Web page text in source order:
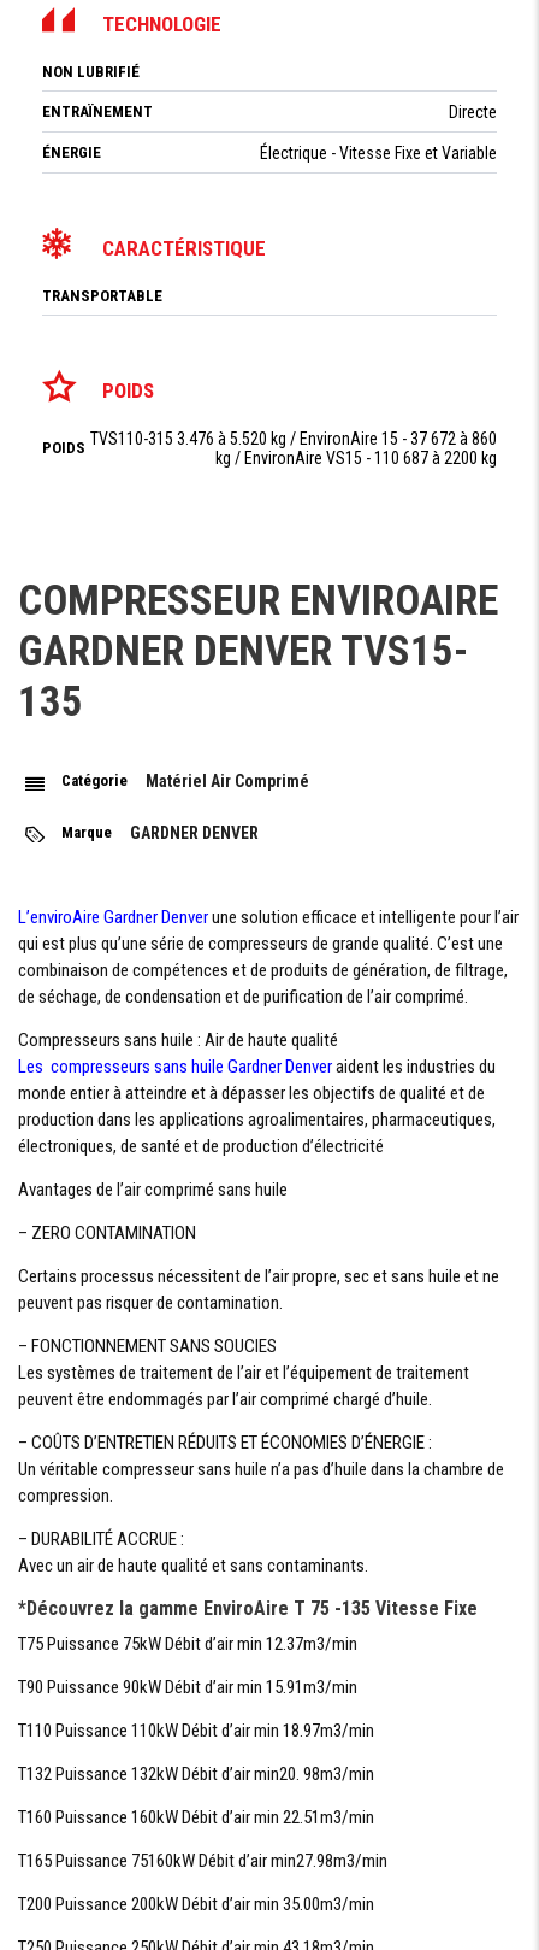
TECHNOLOGIE
NON LUBRIFIÉ
ENTRAÏNEMENT Directe
ÉNERGIE Électrique - Vitesse Fixe et Variable
CARACTÉRISTIQUE
TRANSPORTABLE
POIDS
POIDS TVS110-315 3.476 à 5.520 kg / EnvironAire 15 - 37 672 à 860
kg / EnvironAire VS15 - 110 687 à 2200 kg
Demande De Devis
Demande Financement
COMPRESSEUR ENVIROAIRE
GARDNER DENVER TVS15-
135
Catégorie Matériel Air Comprimé
Marque GARDNER DENVER
L’enviroAire Gardner Denverune solution efficace et intelligente pour l’air
qui est plus qu’une série de compresseurs de grande qualité. C’est une
combinaison de compétences et de produits de génération, de filtrage,
de séchage, de condensation et de purification de l’air comprimé.
Compresseurs sans huile : Air de haute qualité
Les compresseurs sans huile Gardner Denveraident les industries du
monde entier à atteindre et à dépasser les objectifs de qualité et de
production dans les applications agroalimentaires, pharmaceutiques,
électroniques, de santé et de production d’électricité
Avantages de l’air comprimé sans huile
– ZERO CONTAMINATION
Certains processus nécessitent de l’air propre, sec et sans huile et ne
peuvent pas risquer de contamination.
– FONCTIONNEMENT SANS SOUCIES
Les systèmes de traitement de l’air et l’équipement de traitement
peuvent être endommagés par l’air comprimé chargé d’huile.
– COÛTS D’ENTRETIEN RÉDUITS ET ÉCONOMIES D’ÉNERGIE :
Un véritable compresseur sans huile n’a pas d’huile dans la chambre de
compression.
– DURABILITÉ ACCRUE :
Avec un air de haute qualité et sans contaminants.
*Découvrez la gamme EnviroAire T 75 -135 Vitesse Fixe
T75 Puissance 75kW Débit d’air min 12.37m3/min
T90 Puissance 90kW Débit d’air min 15.91m3/min
T110 Puissance 110kW Débit d’air min 18.97m3/min
T132 Puissance 132kW Débit d’air min20. 98m3/min
T160 Puissance 160kW Débit d’air min 22.51m3/min
T165 Puissance 75160kW Débit d’air min27.98m3/min
T200 Puissance 200kW Débit d’air min 35.00m3/min